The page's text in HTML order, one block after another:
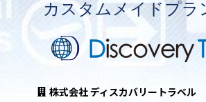
カスタムメイドプラ
株式会社 ディスカバリートラベル